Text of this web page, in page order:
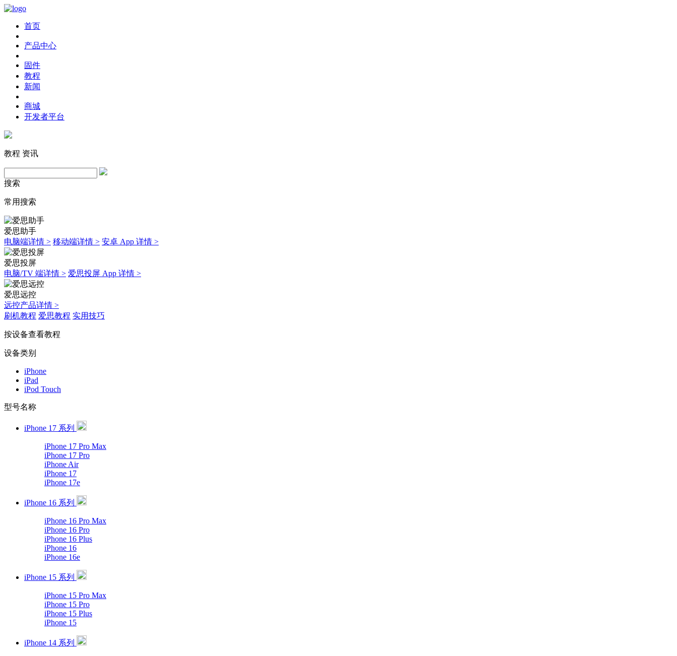
首页
产品中心
固件
教程
新闻
商城
开发者平台
教程 资讯
搜索
常用搜索
爱思助手
电脑端详情 > 移动端详情 > 安卓 App 详情 >
爱思投屏
电脑/TV 端详情 > 爱思投屏 App 详情 >
爱思远控
远控产品详情 >
刷机教程 爱思教程 实用技巧
按设备查看教程
设备类别
iPhone
iPad
iPod Touch
型号名称
iPhone 17 系列
iPhone 17 Pro Max
iPhone 17 Pro
iPhone Air
iPhone 17
iPhone 17e
iPhone 16 系列
iPhone 16 Pro Max
iPhone 16 Pro
iPhone 16 Plus
iPhone 16
iPhone 16e
iPhone 15 系列
iPhone 15 Pro Max
iPhone 15 Pro
iPhone 15 Plus
iPhone 15
iPhone 14 系列